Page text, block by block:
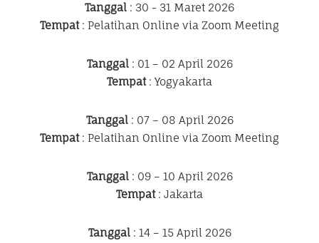
Tanggal : 30 - 31 Maret 2026
Tempat: Pelatihan Online via Zoom Meeting
Tanggal: 01 – 02 April 2026
Tempat: Yogyakarta
Tanggal: 07 – 08 April 2026
Tempat: Pelatihan Online via Zoom Meeting
Tanggal: 09 – 10 April 2026
Tempat: Jakarta
Tanggal: 14 – 15 April 2026